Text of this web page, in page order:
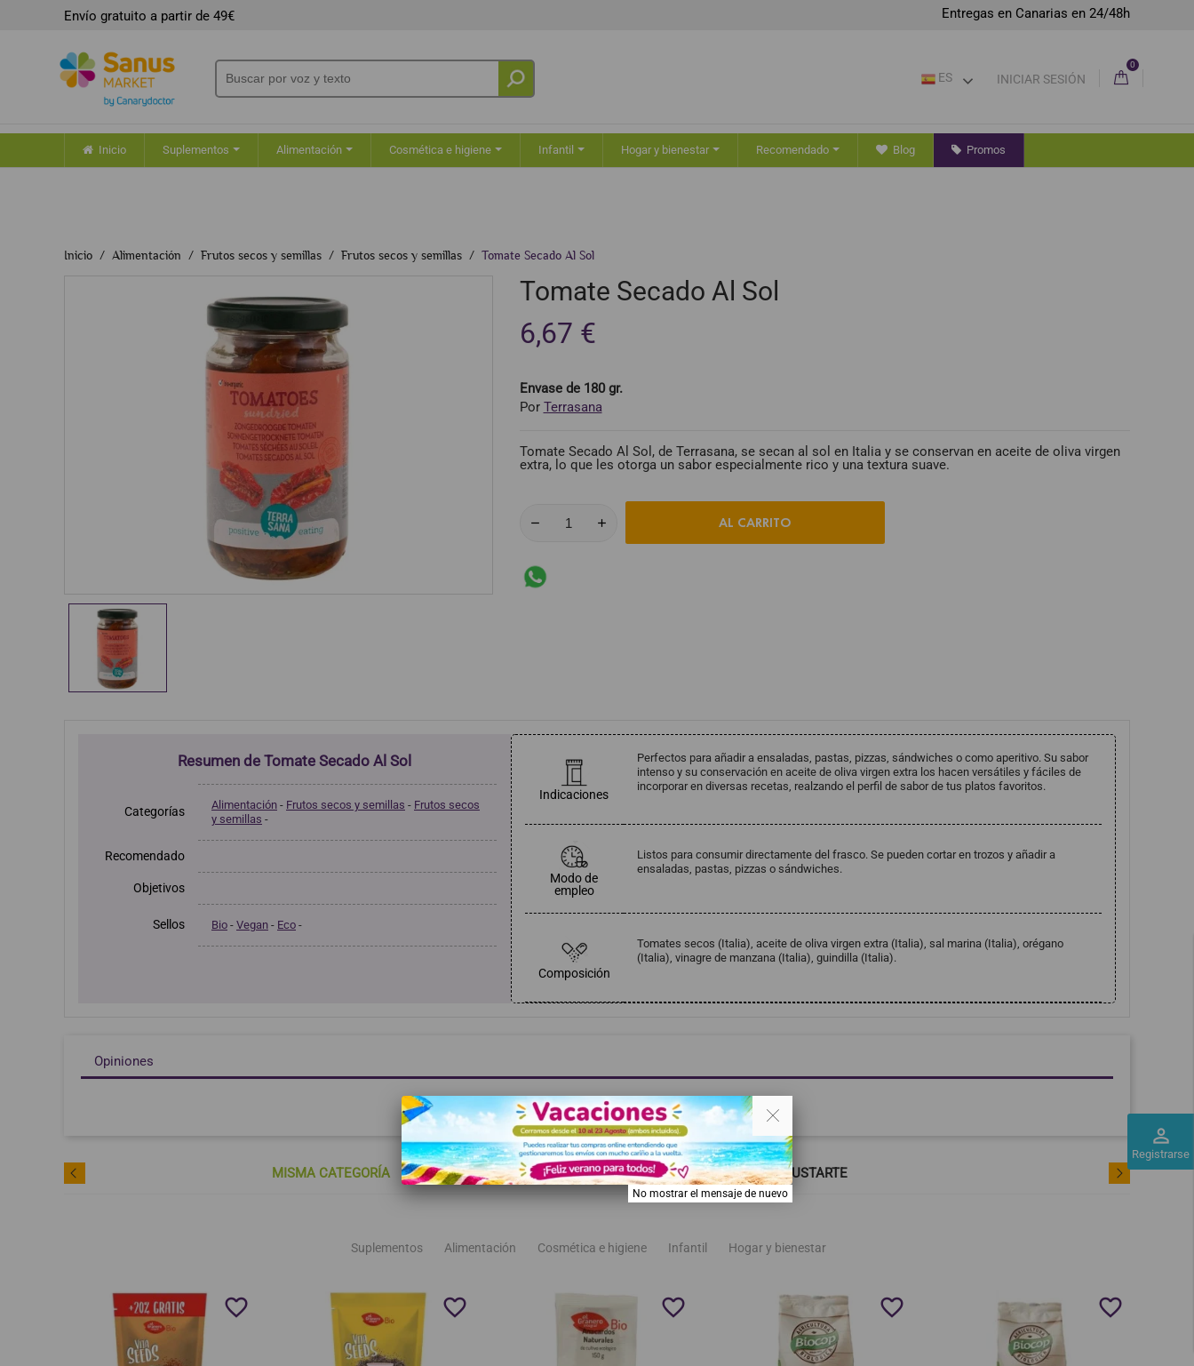
Envío gratuito a partir de 49€ Entregas en Canarias en 24/48h
ES INICIAR SESIÓN
0
perm_identity
Registrarse
Inicio Suplementos Alimentación Cosmética e higiene Infantil Hogar y bienestar Recomendado Blog Promos
Inicio Alimentación Frutos secos y semillas Frutos secos y semillas Tomate Secado Al Sol
Tomate Secado Al Sol
6,67 €
Envase de 180 gr.
Por Terrasana
Tomate Secado Al Sol, de Terrasana, se secan al sol en Italia y se conservan en aceite de oliva virgen
extra, lo que les otorga un sabor especialmente rico y una textura suave.
AL CARRITO
Resumen de Tomate Secado Al Sol
Categorías Alimentación - Frutos secos y semillas - Frutos secos
y semillas -
Recomendado
Objetivos
Sellos Bio - Vegan - Eco -
Indicaciones
Perfectos para añadir a ensaladas, pastas, pizzas, sándwiches o como aperitivo. Su sabor
intenso y su conservación en aceite de oliva virgen extra los hacen versátiles y fáciles de
incorporar en diversas recetas, realzando el perfil de sabor de tus platos favoritos.
Modo de
empleo
Listos para consumir directamente del frasco. Se pueden cortar en trozos y añadir a
ensaladas, pastas, pizzas o sándwiches.
Composición
Tomates secos (Italia), aceite de oliva virgen extra (Italia), sal marina (Italia), orégano
(Italia), vinagre de manzana (Italia), guindilla (Italia).
Opiniones
Haga clic aquí para dejar una opinión
MISMA CATEGORÍA RECOMENDADOS MISMA MARCA TAMBIÉN PODRÍA GUSTARTE
Suplementos Alimentación Cosmética e higiene Infantil Hogar y bienestar
favorite_border favorite_border favorite_border favorite_border favorite_border
. .
No mostrar el mensaje de nuevo